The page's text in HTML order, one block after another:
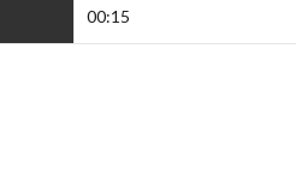
00:15